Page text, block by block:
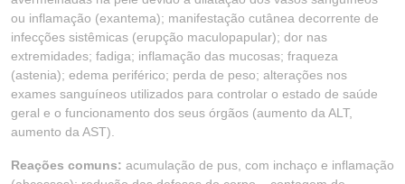
ou inflamação (exantema); manifestação cutânea decorrente de
infecções sistêmicas (erupção maculopapular); dor nas
extremidades; fadiga; inflamação das mucosas; fraqueza
(astenia); edema periférico; perda de peso; alterações nos
exames sanguíneos utilizados para controlar o estado de saúde
geral e o funcionamento dos seus órgãos (aumento da ALT,
aumento da AST).
Reações comuns: acumulação de pus, com inchaço e inflamação